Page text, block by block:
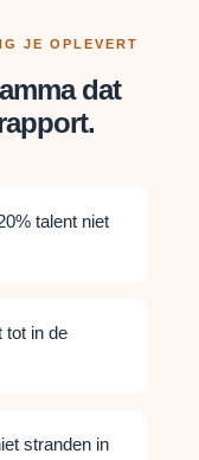
JE OPLEVERT
dat
talent niet
tot in de
stranden in